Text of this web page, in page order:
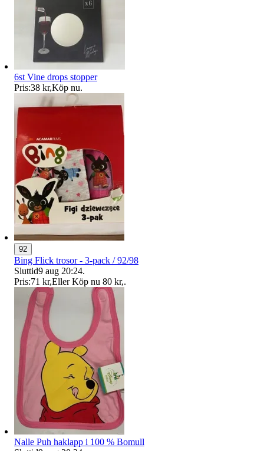
6st Vine drops stopper
Pris:38 kr,Köp nu.
92
Bing Flick trosor - 3-pack / 92/98
Sluttid9 aug 20:24.
Pris:71 kr,Eller Köp nu 80 kr,.
Nalle Puh haklapp i 100 % Bomull